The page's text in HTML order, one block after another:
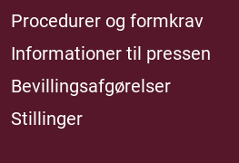
Procedurer og formkrav
Informationer til pressen
Bevillingsafgørelser
Stillinger